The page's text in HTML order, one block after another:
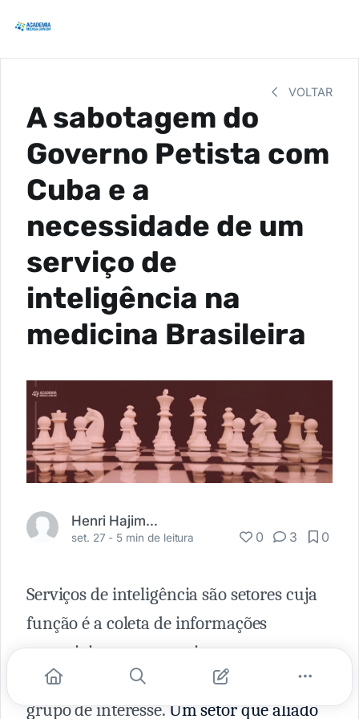
VOLTAR
A sabotagem do
Governo Petista com
Cuba e a
necessidade de um
serviço de
inteligência na
medicina Brasileira
Henri Hajime Sato
set. 27 - 5 min de leitura 0 3 0
Serviços de inteligência são setores cuja
função é a coleta de informações
essenciais para prevenir ameaças e
direcionar ações ao Estado, empresa ou
grupo de interesse.Um setor que aliado